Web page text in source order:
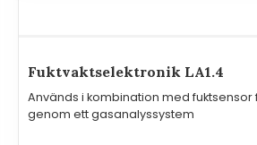
Fuktvaktselektronik LA1.4
Används i kombination med
genom ett gasanalyssystem